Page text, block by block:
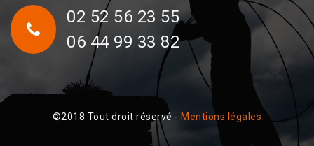
02 52 56 23 55
06 44 99 33 82
©2018 Tout droit réservé - Mentions légales